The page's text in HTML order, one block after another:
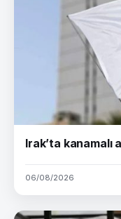
Irak’ta kanamalı
06/08/2026